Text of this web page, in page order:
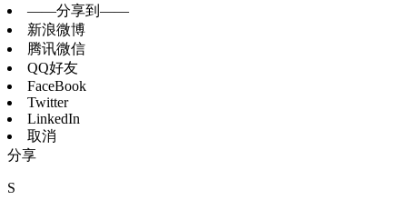
——分享到——
新浪微博
腾讯微信
QQ好友
FaceBook
Twitter
LinkedIn
取消
分享
S